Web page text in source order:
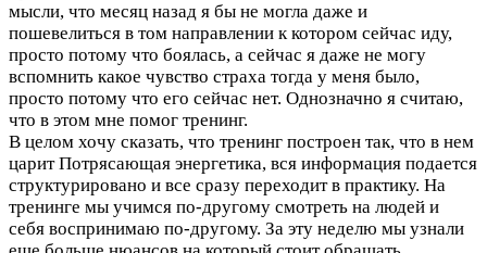
мысли, что месяц назад я бы не могла даже и
пошевелиться в том направлении к котором сейчас иду,
просто потому что боялась, а сейчас я даже не могу
вспомнить какое чувство страха тогда у меня было,
просто потому что его сейчас нет. Однозначно я считаю,
что в этом мне помог тренинг.
В целом хочу сказать, что тренинг построен так, что в нем
царит Потрясающая энергетика, вся информация подается
структурировано и все сразу переходит в практику. На
тренинге мы учимся по-другому смотреть на людей и
себя воспринимаю по-другому. За эту неделю мы узнали